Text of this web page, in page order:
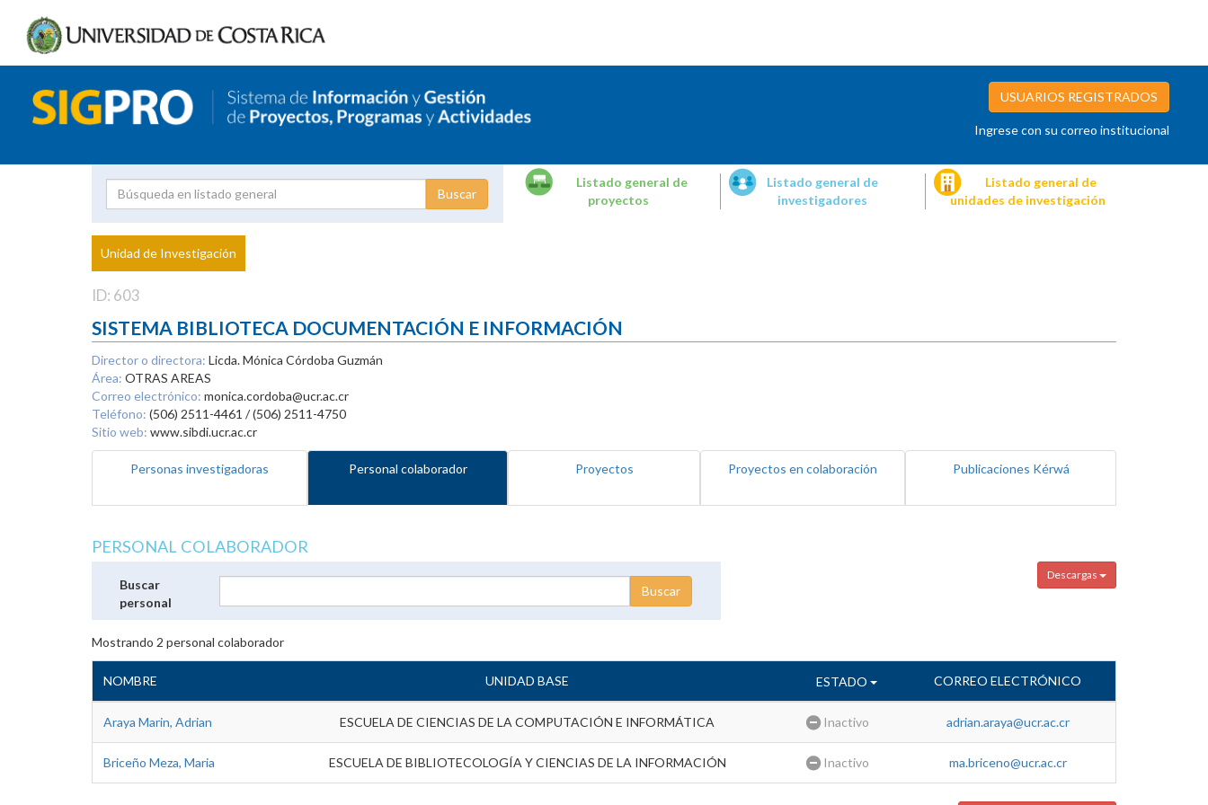
USUARIOS REGISTRADOS
Ingrese con su correo institucional
Proyecto
Investigador
Listado general de
proyectos
Listado general de
investigadores
Listado general de
unidades de investigación
Unidad de Investigación
ID: 603
SISTEMA BIBLIOTECA DOCUMENTACIÓN E INFORMACIÓN
Director o directora: Licda. Mónica Córdoba Guzmán
Área: OTRAS AREAS
Correo electrónico: monica.cordoba@ucr.ac.cr
Teléfono: (506) 2511-4461 / (506) 2511-4750
Sitio web: www.sibdi.ucr.ac.cr
Personas investigadoras Personal colaborador Proyectos Proyectos en colaboración Publicaciones Kérwá
PERSONAL COLABORADOR
Descargas
Buscar
personal
Mostrando 2 personal colaborador
NOMBRE UNIDAD BASE ESTADO CORREO ELECTRÓNICO
Araya Marin, Adrian ESCUELA DE CIENCIAS DE LA COMPUTACIÓN E INFORMÁTICA Inactivo adrian.araya@ucr.ac.cr
Briceño Meza, Maria ESCUELA DE BIBLIOTECOLOGÍA Y CIENCIAS DE LA INFORMACIÓN Inactivo ma.briceno@ucr.ac.cr